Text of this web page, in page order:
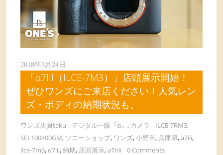
2018年3月24日
「α7III（ILCE-7M3）」店頭展示開始！
ぜひワンズにご来店ください！人気レン
ズ・ボディの納期状況も。
ワンズ店員taku デジタル一眼『α』 , カメラ ILCE-7RM3,
SEL100400GM, ソニーショップ, ワンズ,小野市,兵庫県,a7iii,
ilce-7m3,α7iii,納期, 店頭展示,a7riii 0 Comments